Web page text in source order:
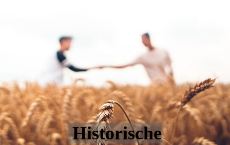
Historische